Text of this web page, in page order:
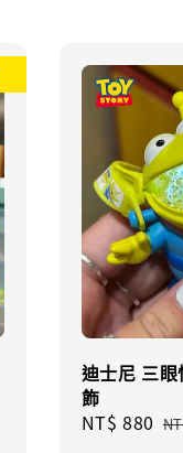
迪士尼 三
飾
Sale
NT$ 880